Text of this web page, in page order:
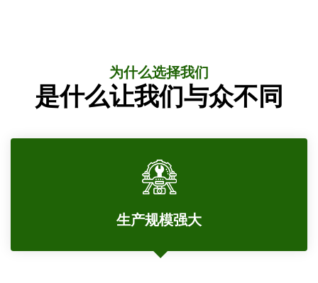
为什么选择我们
是什么让我们与众不同
生产规模强大